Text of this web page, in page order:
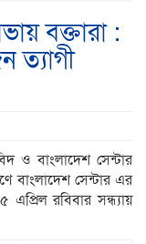
বক্তারা :
ত্যাগী
ও বাংলাদেশ সেন্টার
বাংলাদেশ সেন্টার এর
রবিবার সন্ধ্যায়